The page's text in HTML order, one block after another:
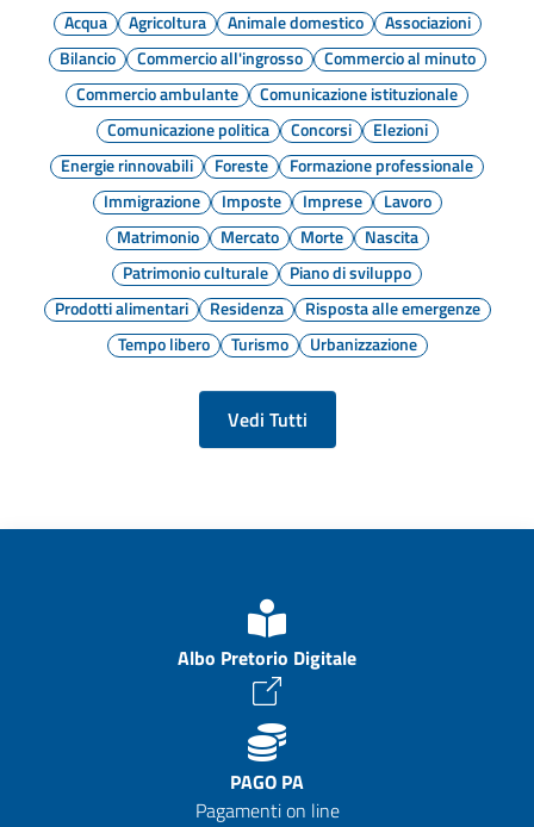
Acqua
Agricoltura Animale domestico
Associazioni
Bilancio
Commercio all'ingrosso
Commercio al minuto
Commercio ambulante
Comunicazione istituzionale
Comunicazione politica
Concorsi
Elezioni
Energie rinnovabili
Foreste
Formazione professionale
Immigrazione
Imposte Imprese
Lavoro
Matrimonio
Mercato Morte
Nascita
Patrimonio culturale
Piano di sviluppo
Prodotti alimentari
Residenza
Risposta alle emergenze
Tempo libero
Turismo Urbanizzazione
Vedi Tutti
Albo Pretorio Digitale
PAGO PA
Pagamenti on line